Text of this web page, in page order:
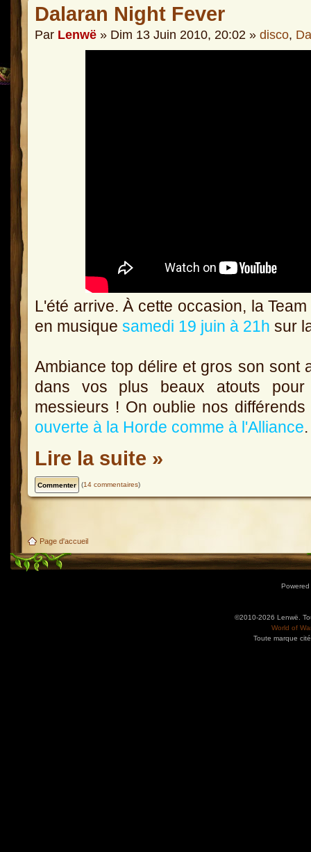
Dalaran Night Fever
Par Lenwë » Dim 13 Juin 2010, 20:02 » disco,
L'été arrive. À cette occasion, la
en musique samedi 19 juin à 21h sur
Ambiance top délire et gros son sont
dans vos plus beaux atouts
messieurs ! On oublie nos
ouverte à la Horde comme à l'Alliance.
Lire la suite »
(14 commentaires)
Page d'accueil
©2010-2026 Lenwë.
World of
Toute marque